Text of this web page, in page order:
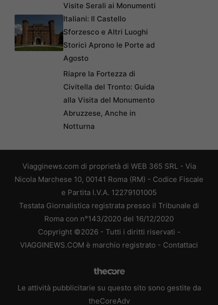
Visite Serali ai Monumenti
Italiani: Il Castello
Sforzesco e Altri Luoghi
Storici Aprono le Porte ad
Agosto
Riapre la Fortezza di
Civitella del Tronto: Guida
alla Visita del Monumento
Abruzzese, Anche in
Notturna
Viagginews.com di proprietà di WEB 365 SRL - Via
Nicola Marchese 10, 00141 Roma (RM) - Codice Fiscale
e Partita I.V.A. 12279101005
Testata Giornalistica registrata presso il Tribunale di
Roma con n°143/2020 del 16/12/2020
Copyright ©2026 - Tutti i diritti riservati -
VIAGGINEWS.COM è marchio registrato - Contattaci
Le attività pubblicitarie su questo sito sono gestite da
theCoreAdv